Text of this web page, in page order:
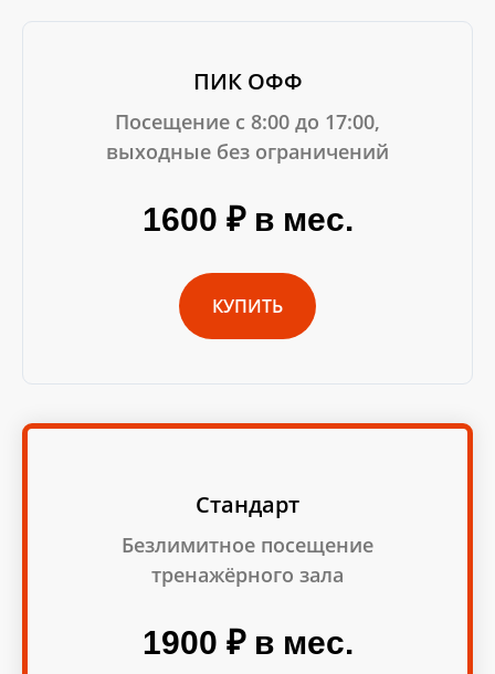
ПИК ОФФ
Посещение с 8:00 до 17:00,
выходные без ограничений
1600 ₽ в мес.
КУПИТЬ
Стандарт
Безлимитное посещение
тренажёрного зала
1900 ₽ в мес.